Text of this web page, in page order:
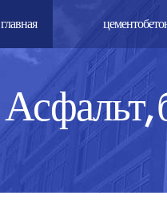
главная
Асфальт,